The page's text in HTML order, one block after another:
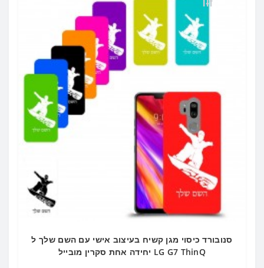
סנובורד כיסוי מגן קשיח בעיצוב אישי עם השם שלך ל
LG G7 ThinQ יחידה אחת סקרין מובייל